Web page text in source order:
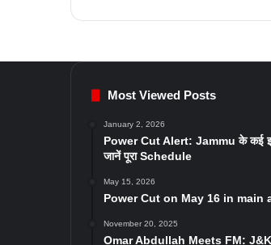
Most Viewed Posts
January 2, 2026
Power Cut Alert: Jammu के कई
जानें पूरा Schedule
May 15, 2026
Power Cut on May 16 in main
November 20, 2025
Omar Abdullah Meets FM: